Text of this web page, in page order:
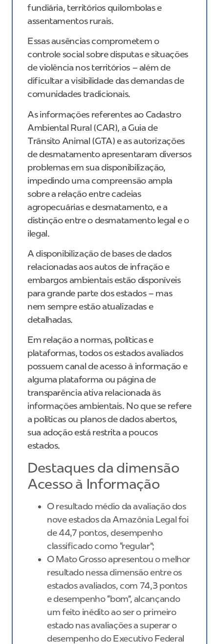
fundiária, territórios quilombolas e
assentamentos rurais.
Essas ausências comprometem o
controle social sobre disputas e situações
de violência nos territórios – além de
dificultar a visibilidade das demandas de
comunidades tradicionais.
As informações referentes ao Cadastro
Ambiental Rural (CAR), a Guia de
Trânsito Animal (GTA) e as autorizações
de desmatamento apresentaram diversos
problemas em sua disponibilização,
impedindo uma compreensão ampla
sobre a relação entre cadeias
agropecuárias e desmatamento, e a
distinção entre o desmatamento legal e o
ilegal.
A disponibilização de bases de dados
relacionadas aos autos de infração e
embargos ambientais estão disponíveis
para grande parte dos estados – mas
nem sempre estão atualizadas e
detalhadas.
Em relação a normas, políticas e
plataformas, todos os estados avaliados
possuem canal de acesso à informação e
alguma plataforma ou página de
transparência ativa relacionada às
informações ambientais. No que se refere
a políticas ou planos de dados abertos,
sua adoção está restrita a poucos
estados.
Destaques da dimensão
Acesso à Informação
O resultado médio da avaliação dos
nove estados da Amazônia Legal foi
de 44,7 pontos, desempenho
classificado como “regular”;
O Mato Grosso apresentou o melhor
resultado nessa dimensão entre os
estados avaliados, com 74,3 pontos
e desempenho “bom”, alcançando
um feito inédito ao ser o primeiro
estado nas avaliações a superar o
desempenho do Executivo Federal